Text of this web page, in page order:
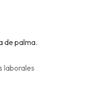
de palma.
laborales